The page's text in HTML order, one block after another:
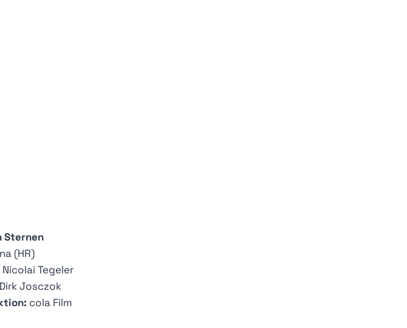
Sternen
(HR)
Nicolai Tegeler
Josczok
cola Film